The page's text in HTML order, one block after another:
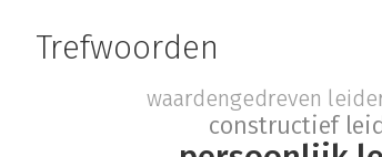
Trefwoorden
constructief
waardengedreven